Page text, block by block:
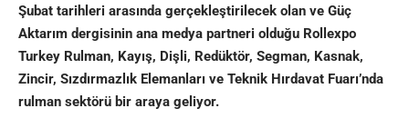
Şubat tarihleri arasında gerçekleştirilecek olan ve Güç
Aktarım dergisinin ana medya partneri olduğu Rollexpo
Turkey Rulman, Kayış, Dişli, Redüktör, Segman, Kasnak,
Zincir, Sızdırmazlık Elemanları ve Teknik Hırdavat Fuarı’nda
rulman sektörü bir araya geliyor.